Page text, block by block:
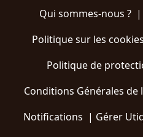
Qui sommes-nous ?|
Politique sur les
Politique de
Conditions Générales
Notifications | Gérer